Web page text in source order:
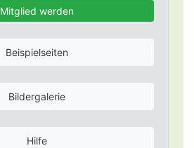
Mitglied werden
Beispielseiten
Bildergalerie
Hilfe